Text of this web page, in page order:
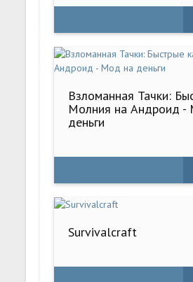
Взломанная Тачки:
Молния на Андроид -
деньги
Survivalcraft